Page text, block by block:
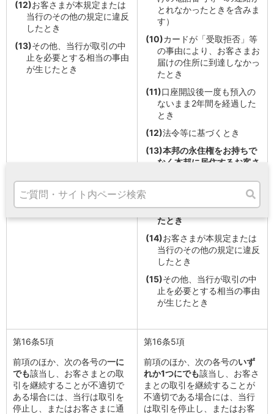
高知県
九州・沖縄
福岡県
熊本県
宮崎県
鹿児島県
(12)お客さまが本規定または
当行のその他の規定に違反
したとき
(13)その他、当行が取引の中
止を必要とする相当の事由
が生じたとき
とれなかったときを含みま
す）
(10)カードが「受取拒否」等
の事由により、お客さまお
届けの住所に到達しなかっ
たとき
(11)口座開設後一度も預入の
ないまま2年間を経過した
とき
(12)法令等に基づくとき
(13)本邦の永住権をお持ちで
なく本邦に居住するお客さ
法な在留資格・在留期間を
保持している旨を当行所定
の方法により届け出なかっ
たとき
(14)お客さまが本規定または
当行のその他の規定に違反
したとき
(15)その他、当行が取引の中
止を必要とする相当の事由
が生じたとき
第16条5項
前項のほか、次の各号の一に
でも該当し、お客さまとの取
引を継続することが不適切で
ある場合には、当行は取引を
停止し、またはお客さまに通
第16条5項
前項のほか、次の各号のいず
れか1つにでも該当し、お客さ
まとの取引を継続することが
不適切である場合には、当行
は取引を停止し、またはお客